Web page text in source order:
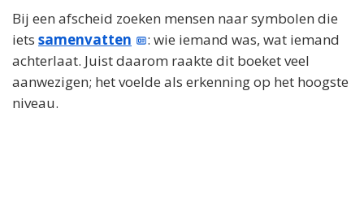
Bij een afscheid zoeken mensen naar symbolen die
iets samenvatten
: wie iemand was, wat iemand
achterlaat. Juist daarom raakte dit boeket veel
aanwezigen; het voelde als erkenning op het hoogste
niveau.